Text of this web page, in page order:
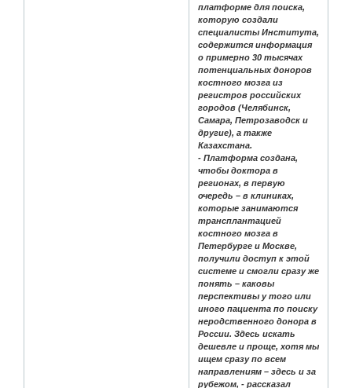
платформе для поиска,
которую создали
специалисты Института,
содержится информация
о примерно 30 тысячах
потенциальных доноров
костного мозга из
регистров российских
городов (Челябинск,
Самара, Петрозаводск и
другие), а также
Казахстана.
- Платформа создана,
чтобы доктора в
регионах, в первую
очередь – в клиниках,
которые занимаются
трансплантацией
костного мозга в
Петербурге и Москве,
получили доступ к этой
системе и смогли сразу же
понять – каковы
перспективы у того или
иного пациента по поиску
неродственного донора в
России. Здесь искать
дешевле и проще, хотя мы
ищем сразу по всем
направлениям – здесь и за
рубежом, - рассказал